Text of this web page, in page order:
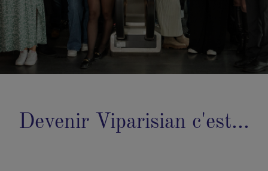
Devenir Viparisian c'est...